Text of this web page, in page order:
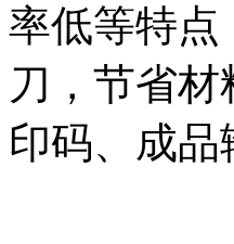
率低等特点
刀，节省
印码、成品